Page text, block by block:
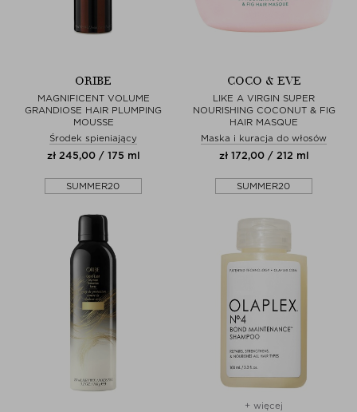
ORIBE
MAGNIFICENT VOLUME
GRANDIOSE HAIR PLUMPING
MOUSSE
Środek spieniający
zł 245,00 / 175 ml
SUMMER20
COCO & EVE
LIKE A VIRGIN SUPER
NOURISHING COCONUT & FIG
HAIR MASQUE
Maska i kuracja do włosów
zł 172,00 / 212 ml
SUMMER20
+ więcej